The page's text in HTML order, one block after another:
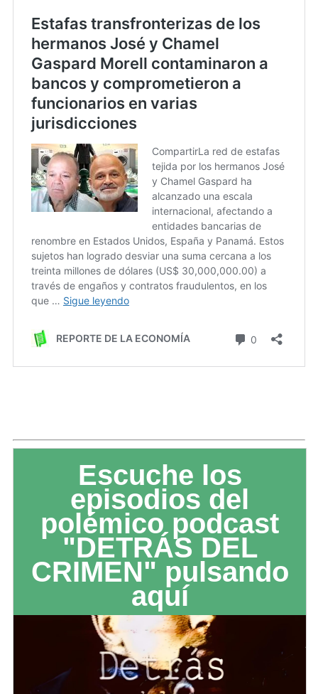
Escuche los
episodios del
polémico podcast
"DETRÁS DEL
CRIMEN" pulsando
aquí